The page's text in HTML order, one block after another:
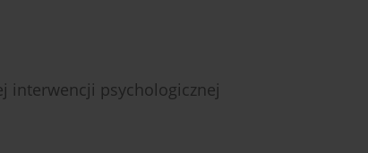
interwencji psychologicznej